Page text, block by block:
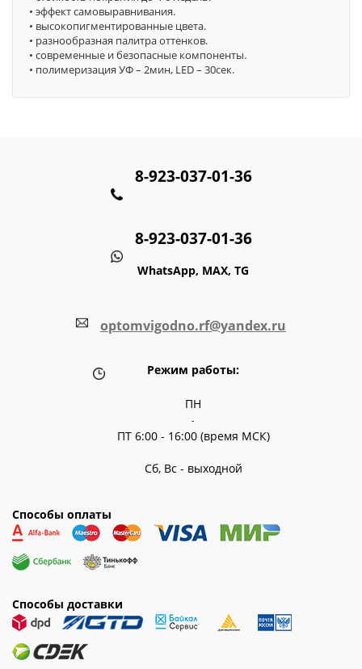
• эффект самовыравнивания.
• высокопигментированные цвета.
• разнообразная палитра оттенков.
• современные и безопасные компоненты.
• полимеризация УФ – 2мин, LED – 30сек.
8-923-037-01-36
8-923-037-01-36
WhatsApp, MAX, TG
optomvigodno.rf@yandex.ru
Режим работы:
ПН
-
ПТ 6:00 - 16:00 (время МСК)
Сб, Вс - выходной
Способы оплаты
Способы доставки